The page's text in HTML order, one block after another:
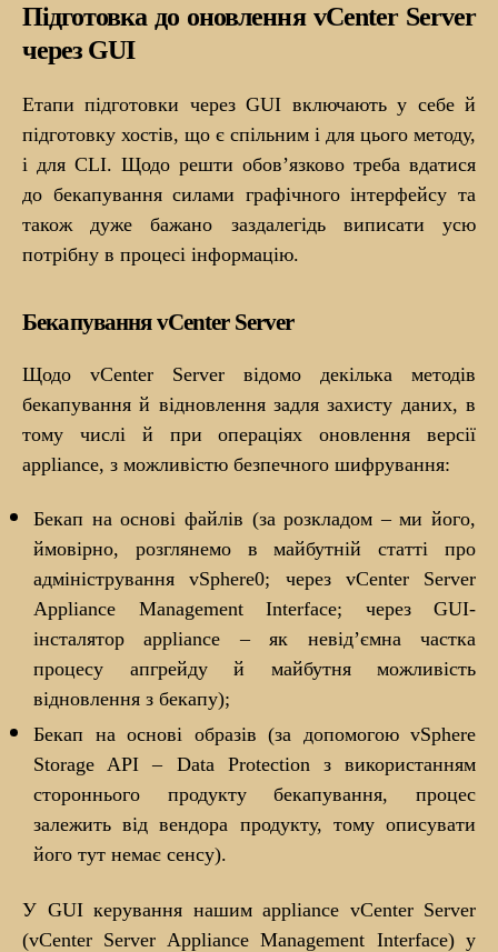
Підготовка до оновлення vCenter Server
через GUI
Етапи підготовки через GUI включають у себе й
підготовку хостів, що є спільним і для цього методу,
і для CLI. Щодо решти обов’язково треба вдатися
до бекапування силами графічного інтерфейсу та
також дуже бажано заздалегідь виписати усю
потрібну в процесі інформацію.
Бекапування vCenter Server
Щодо vCenter Server відомо декілька методів
бекапування й відновлення задля захисту даних, в
тому числі й при операціях оновлення версії
аppliance, з можливістю безпечного шифрування:
Бекап на основі файлів (за розкладом – ми його,
ймовірно, розглянемо в майбутній статті про
адміністрування vSphere0; через vCenter Server
Appliance Management Interface; через GUI-
інсталятор appliance – як невід’ємна частка
процесу апгрейду й майбутня можливість
відновлення з бекапу);
Бекап на основі образів (за допомогою vSphere
Storage API – Data Protection з використанням
стороннього продукту бекапування, процес
залежить від вендора продукту, тому описувати
його тут немає сенсу).
У GUI керування нашим appliance vCenter Server
(vCenter Server Appliance Management Interface) у